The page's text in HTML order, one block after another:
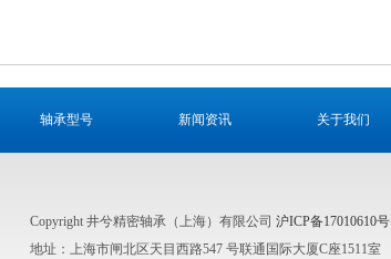
轴承型号 新闻资讯 关于我们
Copyright 井兮精密轴承（上海）有限公司 沪ICP备17010610号
地址：上海市闸北区天目西路547 号联通国际大厦C座1511室